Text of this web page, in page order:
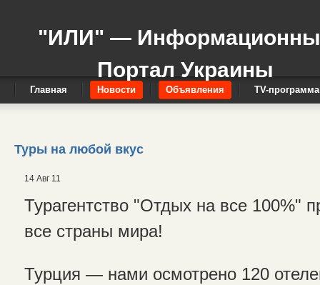
"ИЛИ" —
Портал Украины
Главная Новости Объявления TV-программа
Туры на любой вкус
14 Авг 11
Турагентство "Отдых на все 100%"
все страны мира!
Турция — нами осмотрено 120